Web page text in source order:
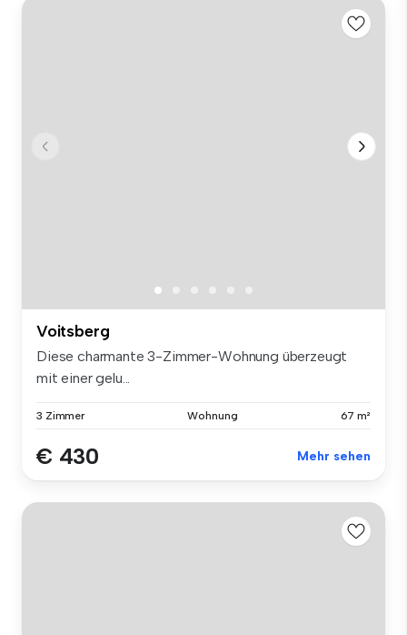
Voitsberg
Diese charmante 3-Zimmer-Wohnung überzeugt
mit einer gelu...
3 Zimmer Wohnung 67 m²
€ 430 Mehr sehen